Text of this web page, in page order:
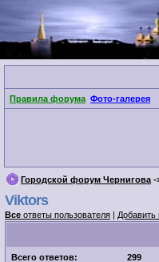
Правила форума Фото-галерея
Городской форум Чернигова -
Viktors
Все ответы пользователя | Добавить
Всего ответов:
299